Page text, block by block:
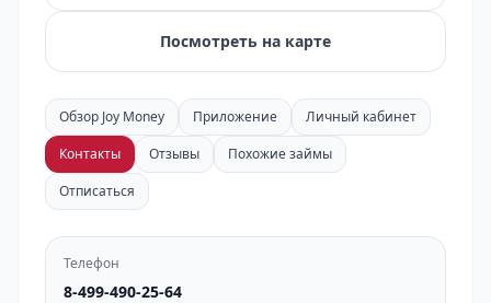
Посмотреть на карте
Обзор Joy Money Приложение
Личный кабинет
Контакты
Отзывы
Похожие займы
Отписаться
Телефон
8-499-490-25-64